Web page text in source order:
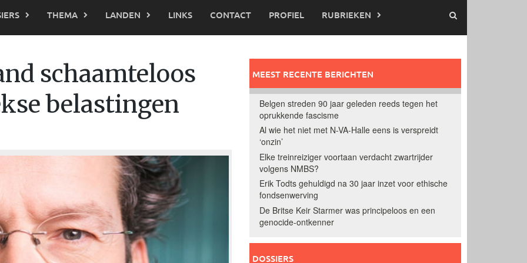
THEMA LANDEN LINKS CONTACT PROFIEL RUBRIEKEN
schaamteloos
belastingen
MEEST RECENTE BERICHTEN
Belgen streden 90 jaar geleden reeds tegen het
oprukkende fascisme
Al wie het niet met N-VA-Halle eens is verspreidt
‘onzin’
Elke treinreiziger voortaan verdacht zwartrijder
volgens NMBS?
Erik Todts gehuldigd na 30 jaar inzet voor ethische
fondsenwerving
De Britse Keir Starmer was principeloos en een
genocide-ontkenner
DOSSIERS